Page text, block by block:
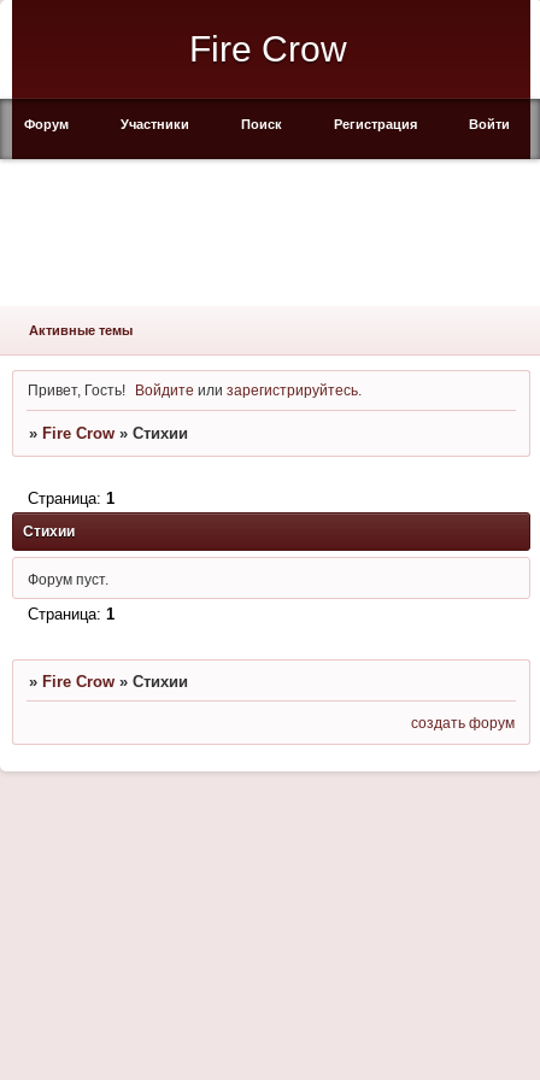
Fire Crow
Форум Участники Поиск Регистрация Войти
Активные темы
Привет, Гость! Войдите илизарегистрируйтесь
» Fire Crow » Стихии
Стихии
Страница: 1
Форум пуст.
Страница: 1
» Fire Crow » Стихии
создать форум